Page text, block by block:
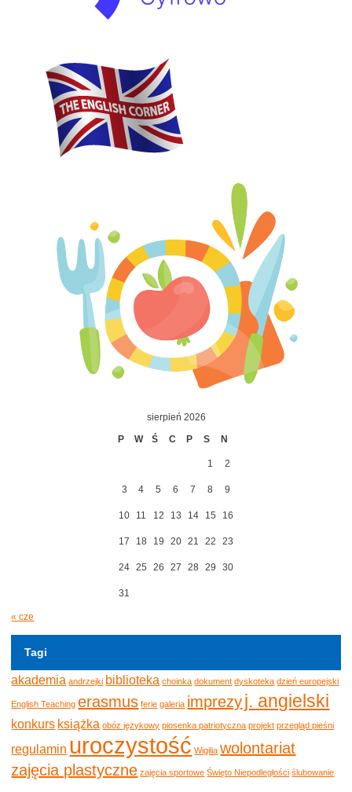
sierpień 2026
P
W Ś C P S N
1 2
3 4 5 6 7 8 9
10 11 12 13 14 15 16
17 18 19 20 21 22 23
24 25 26 27 28 29 30
31
« cze
Tagi
akademia andrzejki biblioteka choinka dokument dyskoteka dzień europejski
English Teaching erasmus ferie galeria imprezyj. angielski
konkurs książka obóz językowy piosenka patriotyczna projekt przegląd pieśni
regulamin uroczystość Wigilia wolontariat
zajęcia plastyczne zajęcia sportowe Święto Niepodległości ślubowanie